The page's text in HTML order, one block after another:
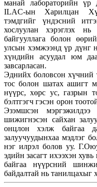
манай лабораторийн үр
ILAC-ын Харилцан
тэмдгийг үндэсний
хослуулан хэрэглэх
байгууллага болон
улсын хэмжээнд үр дүнг
хүндийн асуудал юм
завсарласан.
Эднийх боловсон хүчний
тос болон шатах ашигт
нүүрс, хөрс ус, газрын
бэлтгэгч гэсэн орон
Эзэмшсэн
шижигнэсэн сайхан
онцлон хэлж байгаа
залуучуудынхаа мэдлэг
нэг илрэл болов уу.
эдийн засагт ихээхэн
байгаа нүүрсний
байдалтай нь танилцахыг